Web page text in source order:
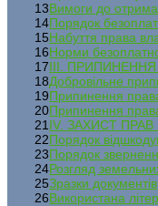
13Вимоги до
14Порядок
15Набуття права
16Норми
17ІІІ.
18Добровільне
19Припинення
20Припинення права
21 IV. ЗАХИСТ ПРАВ
22Порядок
23Порядок
24Розгляд
25Зразки документів
26Використана